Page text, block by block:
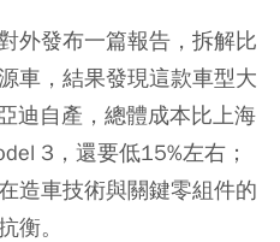
外發布一篇報告，拆解比
車，結果發現這款車型大
迪自產，總體成本比上海
3，還要低15%左右；
造車技術與關鍵零組件的
衡。